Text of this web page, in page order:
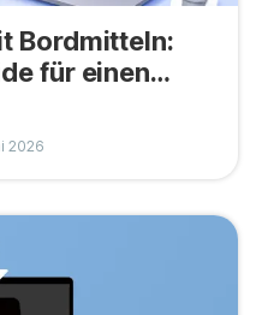
Bordmitteln:
für einen
2026